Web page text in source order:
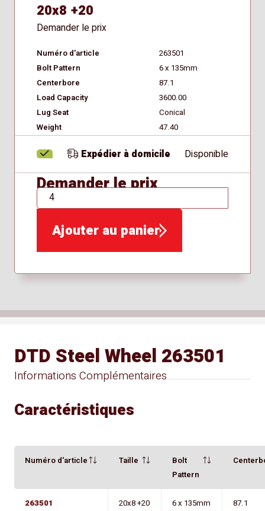
20x8 +20
Demander le prix
Numéro d'article
263501
Bolt Pattern
6 x 135mm
Centerbore
87.1
Load Capacity
3600.00
Lug Seat
Conical
Weight
47.40
Expédier à domicile Disponible
Demander le prix
QTÉ
Ajouter au panier
Informations Complémentaires
DTD Steel Wheel 263501
Caractéristiques
Numéro d'article Taille
Bolt
Pattern
263501 20x8 +20 6 x 135mm 87.1